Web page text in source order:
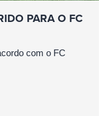
PARA O FC
com o FC